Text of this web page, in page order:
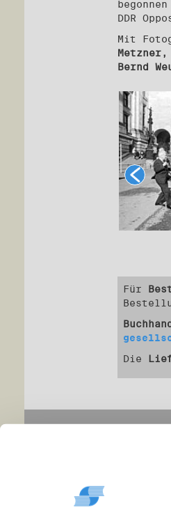
DDR
Mit
Bernd
Für
Die
Veranstaltungen
Ausstellungen